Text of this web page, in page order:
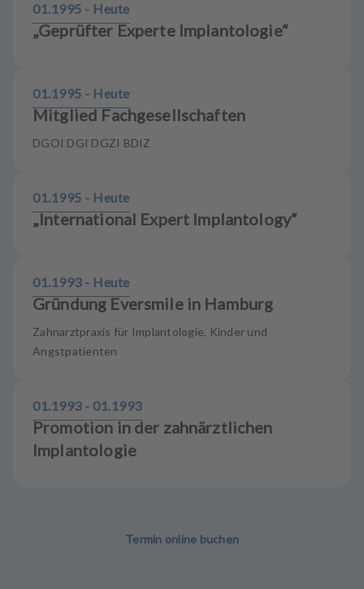
01.1995 - Heute
„Geprüfter Experte Implantologie“
01.1995 - Heute
Mitglied Fachgesellschaften
DGOI DGI DGZI BDIZ
01.1995 - Heute
„International Expert Implantology“
01.1993 - Heute
Gründung Eversmile in Hamburg
Zahnarztpraxis für Implantologie, Kinder und
Angstpatienten
01.1993 - 01.1993
Promotion in der zahnärztlichen
Implantologie
Termin online buchen